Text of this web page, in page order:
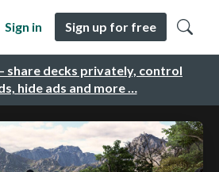
share decks privately, control
hide ads and more …
Sign in Sign up for free